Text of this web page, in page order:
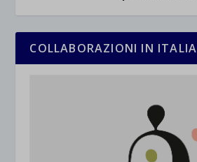
COLLABORAZIONI IN ITALIA